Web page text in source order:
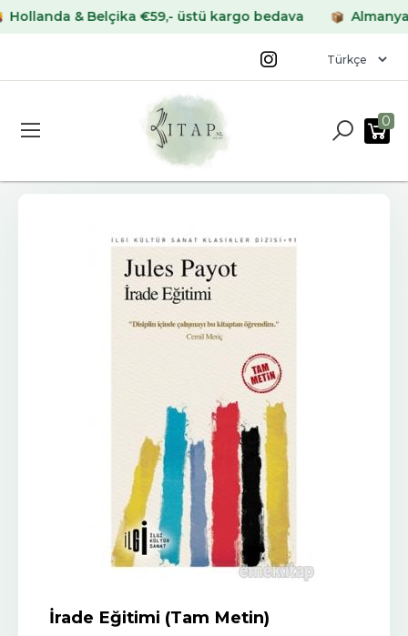
& Belçika €59,- üstü kargo bedava Almanya &
0
İrade Eğitimi (Tam Metin)